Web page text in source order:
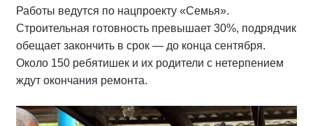
Работы ведутся по нацпроекту «Семья».
Строительная готовность превышает 30%, подрядчик
обещает закончить в срок — до конца сентября.
Около 150 ребятишек и их родители с нетерпением
ждут окончания ремонта.